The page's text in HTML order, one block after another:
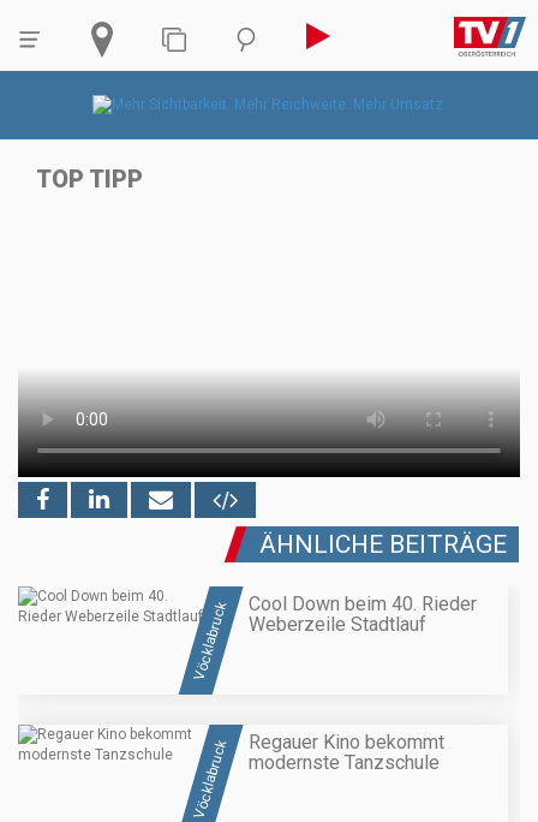
TOP TIPP
ÄHNLICHE BEITRÄGE
Vöcklabruck
Cool Down beim 40. Rieder
Weberzeile Stadtlauf
Vöcklabruck
Regauer Kino bekommt
modernste Tanzschule